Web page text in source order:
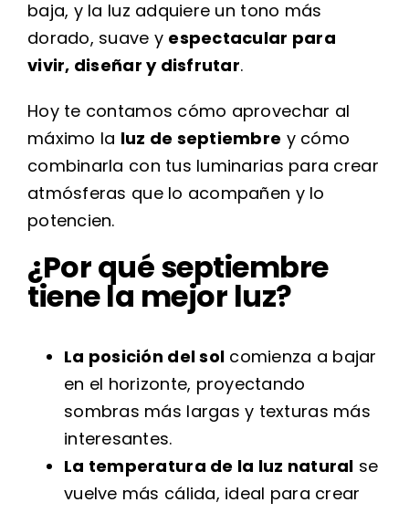
baja, y la luz adquiere un tono más
dorado, suave y espectacular para
vivir, diseñar y disfrutar.
Hoy te contamos cómo aprovechar al
máximo la luz de septiembre y cómo
combinarla con tus luminarias para crear
atmósferas que lo acompañen y lo
potencien.
¿Por qué septiembre
tiene la mejor luz?
La posición del sol comienza a bajar
en el horizonte, proyectando
sombras más largas y texturas más
interesantes.
La temperatura de la luz natural se
vuelve más cálida, ideal para crear